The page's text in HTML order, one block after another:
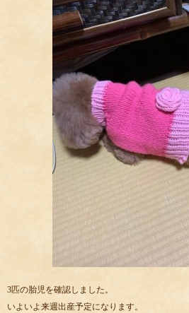
3匹の胎児を確認しました。
いよいよ来週出産予定になります。